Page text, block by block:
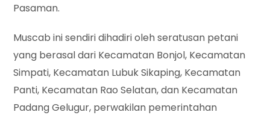
Pasaman.
Muscab ini sendiri dihadiri oleh seratusan petani
yang berasal dari Kecamatan Bonjol, Kecamatan
Simpati, Kecamatan Lubuk Sikaping, Kecamatan
Panti, Kecamatan Rao Selatan, dan Kecamatan
Padang Gelugur, perwakilan pemerintahan